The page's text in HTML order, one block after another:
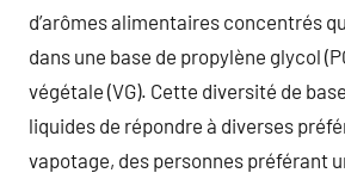
d’arômes alimentaires concentrés
dans une base de propylène glycol
végétale (VG). Cette diversité de
liquides de répondre à diverses
vapotage, des personnes préférant